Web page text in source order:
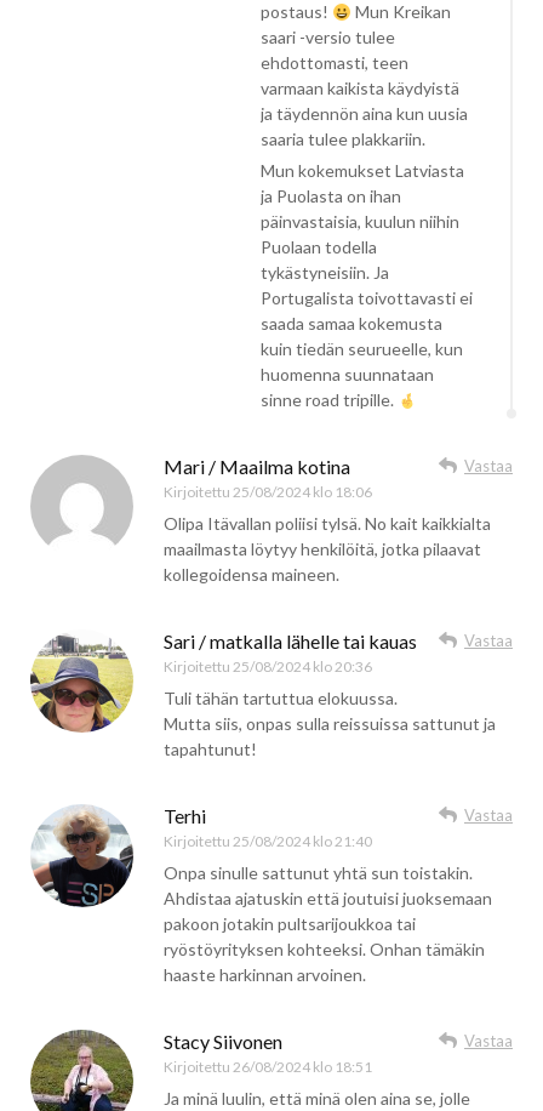
postaus!
Mun Kreikan
saari -versio tulee
ehdottomasti, teen
varmaan kaikista käydyistä
ja täydennön aina kun uusia
saaria tulee plakkariin.
Mun kokemukset Latviasta
ja Puolasta on ihan
päinvastaisia, kuulun niihin
Puolaan todella
tykästyneisiin. Ja
Portugalista toivottavasti ei
saada samaa kokemusta
kuin tiedän seurueelle, kun
huomenna suunnataan
sinne road tripille.
Mari / Maailma kotina
Kirjoitettu 25/08/2024 klo 18:06
Vastaa
Olipa Itävallan poliisi tylsä. No kait kaikkialta
maailmasta löytyy henkilöitä, jotka pilaavat
kollegoidensa maineen.
Sari / matkalla lähelle tai kauas
Kirjoitettu 25/08/2024 klo 20:36
Vastaa
Tuli tähän tartuttua elokuussa.
Mutta siis, onpas sulla reissuissa sattunut ja
tapahtunut!
Terhi
Kirjoitettu 25/08/2024 klo 21:40
Vastaa
Onpa sinulle sattunut yhtä sun toistakin.
Ahdistaa ajatuskin että joutuisi juoksemaan
pakoon jotakin pultsarijoukkoa tai
ryöstöyrityksen kohteeksi. Onhan tämäkin
haaste harkinnan arvoinen.
Stacy Siivonen
Kirjoitettu 26/08/2024 klo 18:51
Vastaa
Ja minä luulin, että minä olen aina se, jolle